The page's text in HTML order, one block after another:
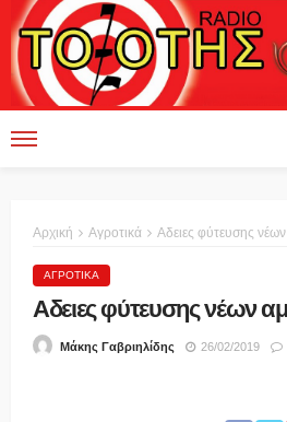
Αρχική Αγροτικά Aδειες φύτευσης
ΑΓΡΟΤΙΚΆ
Aδειες φύτευσης νέων
Μάκης Γαβριηλίδης 26/02/2019